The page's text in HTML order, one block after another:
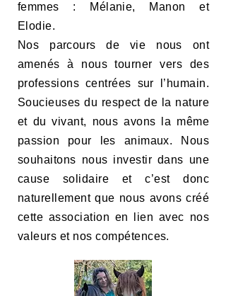
femmes : Mélanie, Manon et
Elodie.
Nos parcours de vie nous ont
amenés à nous tourner vers des
professions centrées sur l’humain.
Soucieuses du respect de la nature
et du vivant, nous avons la même
passion pour les animaux. Nous
souhaitons nous investir dans une
cause solidaire et c’est donc
naturellement que nous avons créé
cette association en lien avec nos
valeurs et nos compétences.